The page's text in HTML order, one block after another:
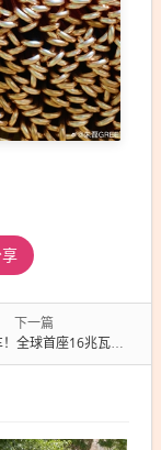
下一篇
瓦张力腿浮式风电平台“海油安澜号”出港